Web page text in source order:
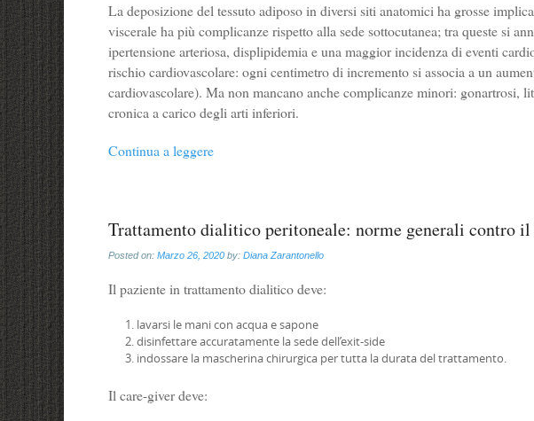
La deposizione del tessuto adiposo in diversi siti anatomici ha grosse
viscerale ha più complicanze rispetto alla sede sottocutanea; tra queste si
ipertensione arteriosa, displipidemia e una maggior incidenza di eventi
rischio cardiovascolare: ogni centimetro di incremento si associa a un
cardiovascolare). Ma non mancano anche complicanze minori: gonartrosi,
cronica a carico degli arti inferiori.
Continua a leggere
Trattamento dialitico peritoneale: norme generali contro
Posted on: Marzo 26, 2020 by: Diana Zarantonello
Il paziente in trattamento dialitico deve:
lavarsi le mani con acqua e sapone
disinfettare accuratamente la sede dell’exit-side
indossare la mascherina chirurgica per tutta la durata del trattamento.
Il care-giver deve: